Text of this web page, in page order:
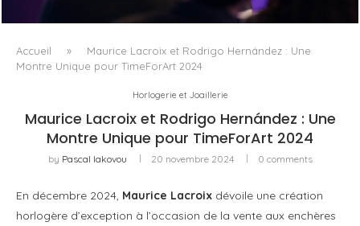
MAIS DE...
Accueil »
Maurice Lacroix et Rodrigo Hernández : Une
Montre Unique pour TimeForArt 2024
Horlogerie et Joaillerie
Maurice Lacroix et Rodrigo Hernández : Une
Montre Unique pour TimeForArt 2024
by Pascal Iakovou 20 novembre 2024 0 comments
En décembre 2024, Maurice Lacroix dévoile une création
horlogère d’exception à l’occasion de la vente aux enchères